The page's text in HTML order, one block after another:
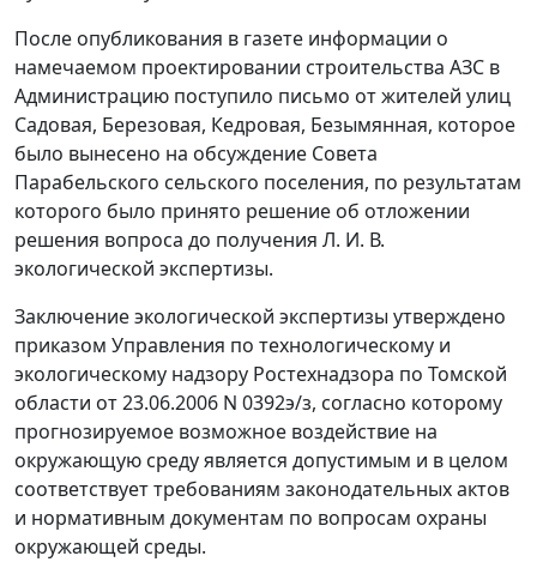
После опубликования в газете информации о
намечаемом проектировании строительства АЗС в
Администрацию поступило письмо от жителей улиц
Садовая, Березовая, Кедровая, Безымянная, которое
было вынесено на обсуждение Совета
Парабельского сельского поселения, по результатам
которого было принято решение об отложении
решения вопроса до получения Л. И. В.
экологической экспертизы.
Заключение экологической экспертизы утверждено
приказом Управления по технологическому и
экологическому надзору Ростехнадзора по Томской
области от 23.06.2006 N 0392э/з, согласно которому
прогнозируемое возможное воздействие на
окружающую среду является допустимым и в целом
соответствует требованиям законодательных актов
и нормативным документам по вопросам охраны
окружающей среды.